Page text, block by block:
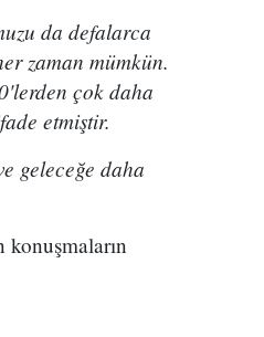
da defalarca
zaman mümkün.
çok daha
etmiştir.
geleceğe daha